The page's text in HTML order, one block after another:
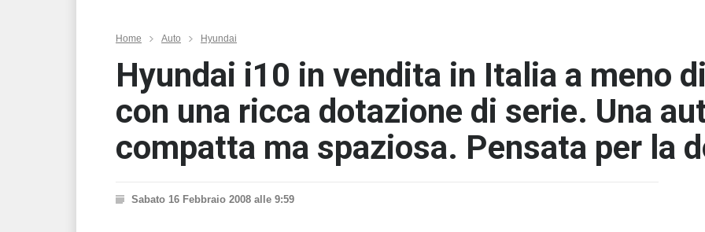
Home Auto Hyundai
Hyundai i10 in vendita in Italia a meno
con una ricca dotazione di serie. Una
compatta ma spaziosa. Pensata per la
Sabato 16 Febbraio 2008 alle 9:59